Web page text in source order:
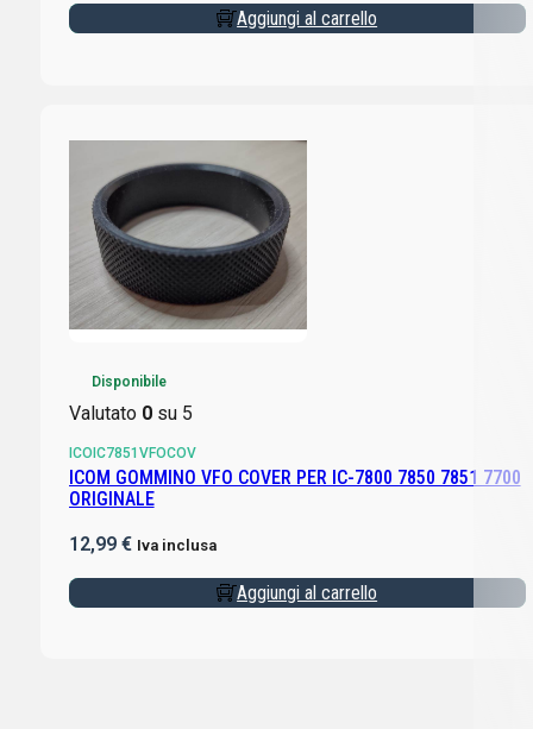
Aggiungi al carrello
Disponibile
Valutato 0su 5
ICOIC7851VFOCOV
ICOM GOMMINO VFO COVER PER IC-7800 7850 7851 7700
ORIGINALE
12,99 € Iva inclusa
Aggiungi al carrello